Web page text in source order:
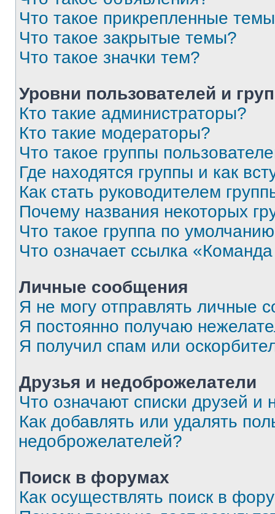
Что такое прикрепленные
Что такое закрытые темы?
Что такое значки тем?
Уровни пользователей и
Кто такие администраторы?
Кто такие модераторы?
Что такое группы
Где находятся группы и как
Как стать руководителем
Почему названия некоторых
Что такое группа по
Что означает ссылка
Личные сообщения
Я не могу отправлять личные
Я постоянно получаю
Я получил спам или
Друзья и недоброжелатели
Что означают списки друзей и
Как добавлять или удалять
недоброжелателей?
Поиск в форумах
Как осуществлять поиск в